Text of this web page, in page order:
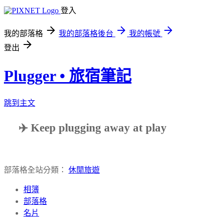
登入
我的部落格 我的部落格後台
我的帳號
登出
Plugger • 旅宿筆記
跳到主文
✈️ Keep plugging away at play
部落格全站分類： 休閒旅遊
相簿
部落格
名片